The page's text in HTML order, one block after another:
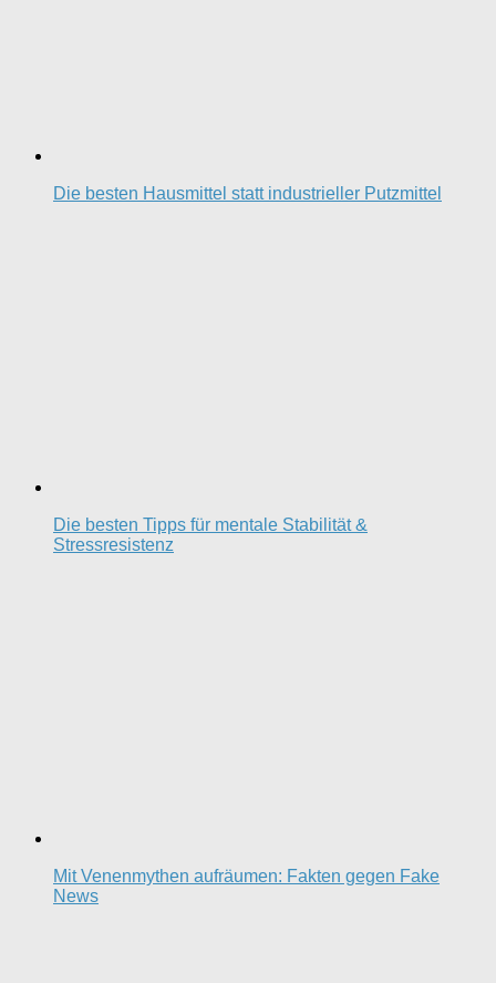
Die besten Hausmittel statt industrieller Putzmittel
Die besten Tipps für mentale Stabilität &
Stressresistenz
Mit Venenmythen aufräumen: Fakten gegen Fake
News